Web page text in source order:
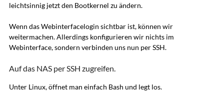
leichtsinnig jetzt den Bootkernel zu ändern.
Wenn das Webinterfacelogin sichtbar ist, können wir
weitermachen. Allerdings konfigurieren wir nichts im
Webinterface, sondern verbinden uns nun per SSH.
Auf das NAS per SSH zugreifen.
Unter Linux, öffnet man einfach Bash und legt los.